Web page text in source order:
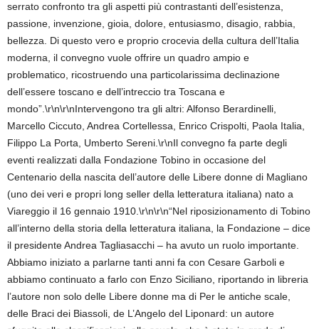
serrato confronto tra gli aspetti più contrastanti dell’esistenza,
passione, invenzione, gioia, dolore, entusiasmo, disagio, rabbia,
bellezza. Di questo vero e proprio crocevia della cultura dell’Italia
moderna, il convegno vuole offrire un quadro ampio e
problematico, ricostruendo una particolarissima declinazione
dell’essere toscano e dell’intreccio tra Toscana e
mondo”.\r\n\r\nIntervengono tra gli altri: Alfonso Berardinelli,
Marcello Ciccuto, Andrea Cortellessa, Enrico Crispolti, Paola Italia,
Filippo La Porta, Umberto Sereni.\r\nIl convegno fa parte degli
eventi realizzati dalla Fondazione Tobino in occasione del
Centenario della nascita dell’autore delle Libere donne di Magliano
(uno dei veri e propri long seller della letteratura italiana) nato a
Viareggio il 16 gennaio 1910.\r\n\r\n“Nel riposizionamento di Tobino
all’interno della storia della letteratura italiana, la Fondazione – dice
il presidente Andrea Tagliasacchi – ha avuto un ruolo importante.
Abbiamo iniziato a parlarne tanti anni fa con Cesare Garboli e
abbiamo continuato a farlo con Enzo Siciliano, riportando in libreria
l’autore non solo delle Libere donne ma di Per le antiche scale,
delle Braci dei Biassoli, de L’Angelo del Liponard: un autore